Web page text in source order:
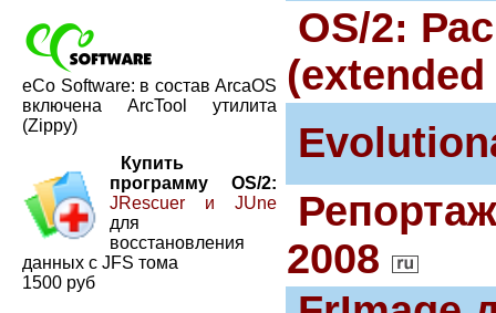
eCo Software: в состав ArcaOS
включена ArcTool утилита
(Zippy)
Купить
программу OS/2:
JRescuer и JUne
для
восстановления
данных с JFS тома
1500 руб
OS/2:
2008